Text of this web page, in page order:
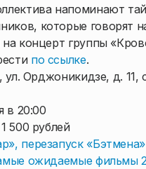
напоминают
которые говорят
концерт группы
по ссылке.
ул. Орджоникидзе, д. 11,
в 20:00
500 рублей
перезапуск
ожидаемые фильмы